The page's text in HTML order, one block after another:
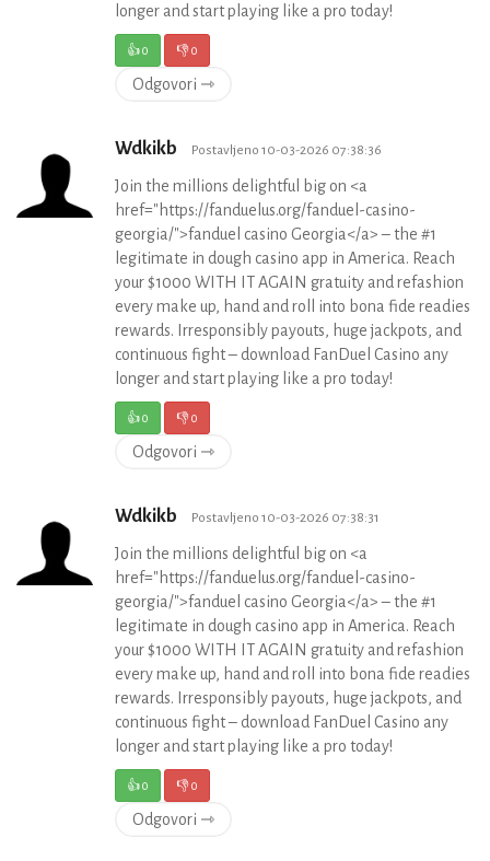
longer and start playing like a pro today!
👍0 👎0
Odgovori ⇾
Wdkikb Postavljeno 10-03-2026 07:38:36
Join the millions delightful big on <a
href="https://fanduelus.org/fanduel-casino-
georgia/">fanduel casino Georgia</a> – the #1
legitimate in dough casino app in America. Reach
your $1000 WITH IT AGAIN gratuity and refashion
every make up, hand and roll into bona fide readies
rewards. Irresponsibly payouts, huge jackpots, and
continuous fight – download FanDuel Casino any
longer and start playing like a pro today!
👍0 👎0
Odgovori ⇾
Wdkikb Postavljeno 10-03-2026 07:38:31
Join the millions delightful big on <a
href="https://fanduelus.org/fanduel-casino-
georgia/">fanduel casino Georgia</a> – the #1
legitimate in dough casino app in America. Reach
your $1000 WITH IT AGAIN gratuity and refashion
every make up, hand and roll into bona fide readies
rewards. Irresponsibly payouts, huge jackpots, and
continuous fight – download FanDuel Casino any
longer and start playing like a pro today!
👍0 👎0
Odgovori ⇾